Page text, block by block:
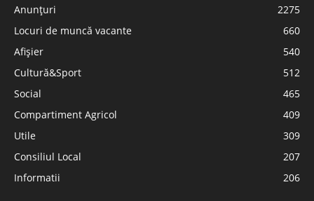
Anunțuri
2275
Locuri de muncă vacante
660
Afișier
540
Cultură&Sport
512
Social
465
Compartiment Agricol
409
Utile
309
Consiliul Local
207
Informatii
206